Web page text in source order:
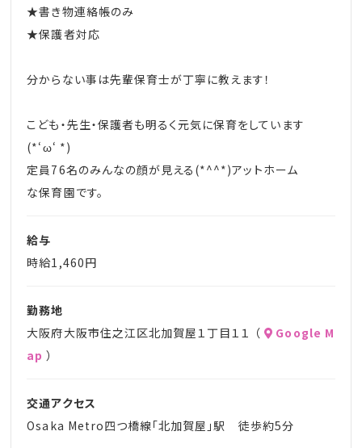
★書き物連絡帳のみ
★保護者対応
分からない事は先輩保育士が丁寧に教えます！
こども・先生・保護者も明るく元気に保育をしています
(*‘ω‘ *)
定員76名のみんなの顔が見える(*^^*)アットホーム
な保育園です。
給与
時給1,460円
勤務地
大阪府大阪市住之江区北加賀屋１丁目１１ （
Google M
ap ）
交通アクセス
Osaka Metro四つ橋線「北加賀屋」駅 徒歩約5分